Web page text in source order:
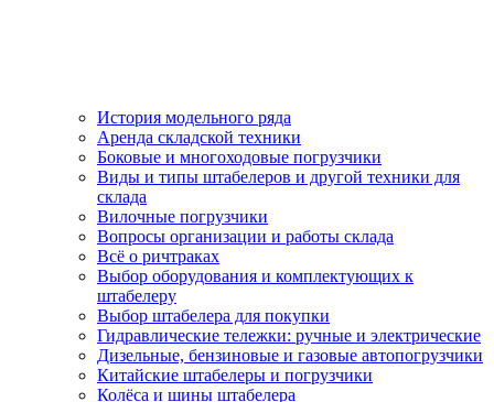
История модельного ряда
Аренда складской техники
Боковые и многоходовые погрузчики
Виды и типы штабелеров и другой техники для
склада
Вилочные погрузчики
Вопросы организации и работы склада
Всё о ричтраках
Выбор оборудования и комплектующих к
штабелеру
Выбор штабелера для покупки
Гидравлические тележки: ручные и электрические
Дизельные, бензиновые и газовые автопогрузчики
Китайские штабелеры и погрузчики
Колёса и шины штабелера